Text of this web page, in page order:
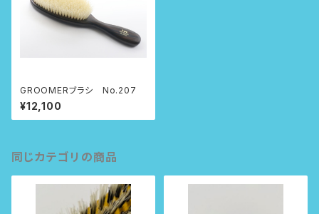
GROOMERブラシ No.207
¥12,100
同じカテゴリの商品